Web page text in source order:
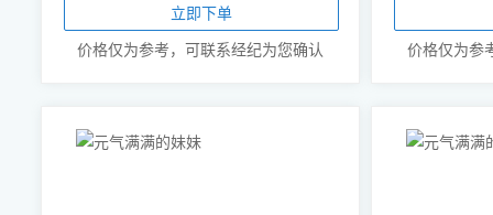
立即下单
价格仅为参考，可联系经纪为您确认
价格仅为参